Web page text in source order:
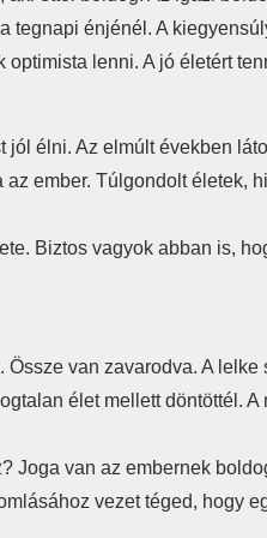
énjénél. A
lenni. A jó életért
élni. Az elmúlt években
ember. Túlgondolt életek,
Biztos vagyok abban is,
van zavarodva. A
élet mellett döntöttél.
van az embernek
vezet téged, hogy